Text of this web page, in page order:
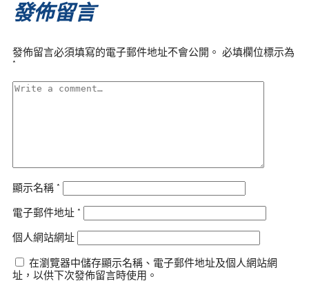
發佈留言
發佈留言必須填寫的電子郵件地址不會公開。 必填欄位標示為
*
顯示名稱 *
電子郵件地址 *
個人網站網址
在瀏覽器中儲存顯示名稱、電子郵件地址及個人網站網
址，以供下次發佈留言時使用。